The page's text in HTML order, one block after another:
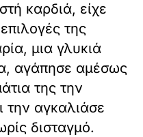
καρδιά, είχε
της
μια γλυκιά
αγάπησε αμέσως
της την
την αγκαλιάσε
δισταγμό.